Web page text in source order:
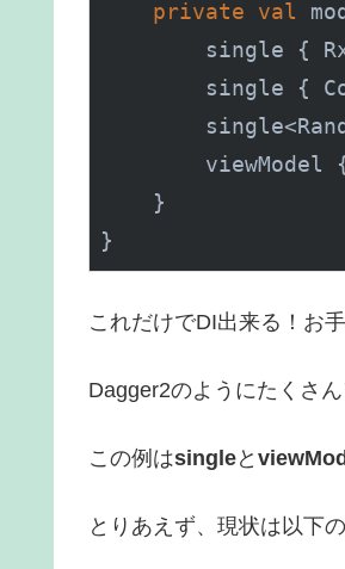
private
val
        single {
        single {
viewModel
    }
}
これだけでDI出来る！お
Dagger2のようにたくさ
この例はsingleと
とりあえず、現状は以下の